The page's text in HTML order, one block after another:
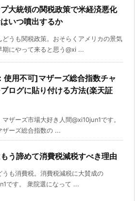
プ大統領の関税政策で米経済悪化
いつ噴出するか
どうも関税政策。おそらくアメリカの景気
期にやって来ると思う@xi ...
使用不可]マザーズ総合指数チャ
ログに貼り付ける方法(楽天証
マザーズ市場大好き人間@xi10jun1です。
ザーズ総合指数の ...
う諦めて消費税減税すべき理由
うも消費税。消費税減税に大賛成の
です。 衆院選になって ...